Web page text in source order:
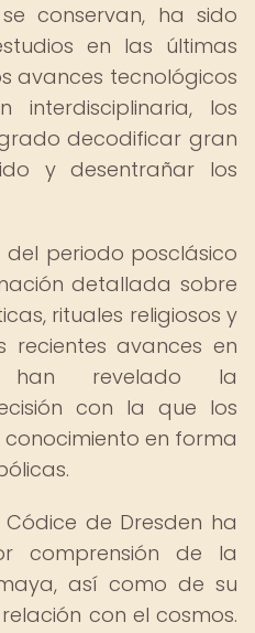
conservan, ha sido
en las últimas
avances tecnológicos
los
decodificar gran
y desentrañar los
periodo posclásico
detallada sobre
rituales religiosos y
recientes avances en
han revelado la
con la que los
en forma
de Dresden ha
comprensión de la
así como de su
con el cosmos.